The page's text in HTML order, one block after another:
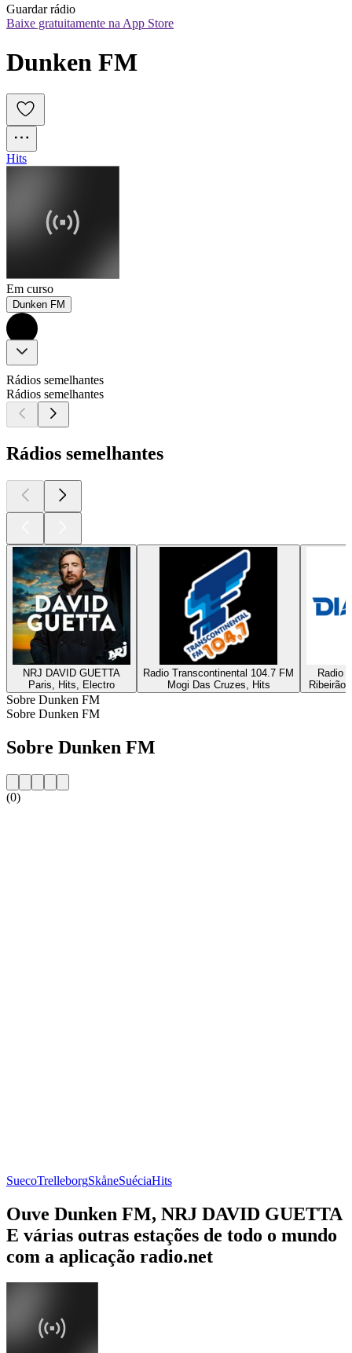
Guardar rádio
Baixe gratuitamente na App Store
Dunken FM
Hits
Em curso
Dunken FM
Rádios semelhantes
Rádios semelhantes
Rádios semelhantes
NRJ DAVID GUETTA
Paris, Hits, Electro
Radio Transcontinental 104.7 FM
Mogi Das Cruzes, Hits
Radio
Ribeirão
Sobre Dunken FM
Sobre Dunken FM
Sobre Dunken FM
(0)
SuecoTrelleborgSkåneSuéciaHits
Ouve Dunken FM, NRJ DAVID GUETTA
E várias outras estações de todo o mundo
com a aplicação radio.net